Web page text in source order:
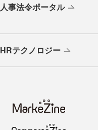
人事法令ポータル
HRテクノロジー